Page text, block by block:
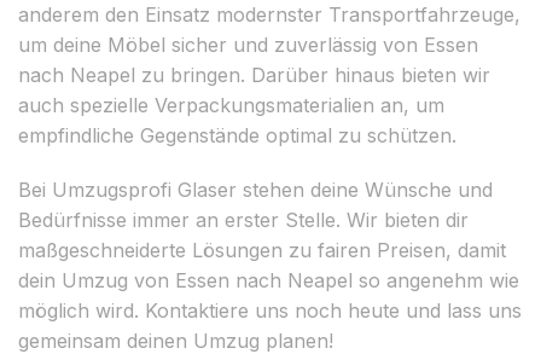
anderem den Einsatz modernster Transportfahrzeuge,
um deine Möbel sicher und zuverlässig von Essen
nach Neapel zu bringen. Darüber hinaus bieten wir
auch spezielle Verpackungsmaterialien an, um
empfindliche Gegenstände optimal zu schützen.
Bei Umzugsprofi Glaser stehen deine Wünsche und
Bedürfnisse immer an erster Stelle. Wir bieten dir
maßgeschneiderte Lösungen zu fairen Preisen, damit
dein Umzug von Essen nach Neapel so angenehm wie
möglich wird. Kontaktiere uns noch heute und lass uns
gemeinsam deinen Umzug planen!